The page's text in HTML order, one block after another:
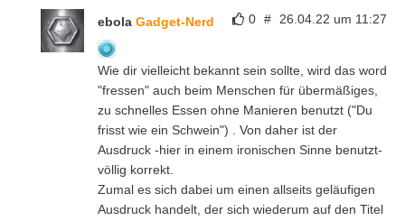
0 # 26.04.22 um 11:27
ebola Gadget-Nerd
Wie dir vielleicht bekannt sein sollte, wird das word
"fressen" auch beim Menschen für übermäßiges,
zu schnelles Essen ohne Manieren benutzt ("Du
frisst wie ein Schwein") . Von daher ist der
Ausdruck -hier in einem ironischen Sinne benutzt-
völlig korrekt.
Zumal es sich dabei um einen allseits geläufigen
Ausdruck handelt, der sich wiederum auf den Titel